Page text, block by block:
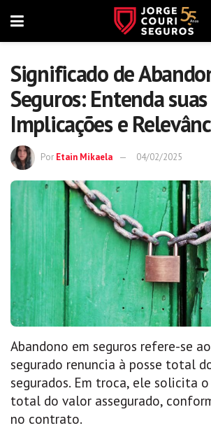
Significado de
Seguros: Entenda suas
Implicações e
Por Etain Mikaela 04/02/2025
Abandono em seguros refere-se
segurado renuncia à posse total
segurados. Em troca, ele solicita
total do valor assegurado,
no contrato.